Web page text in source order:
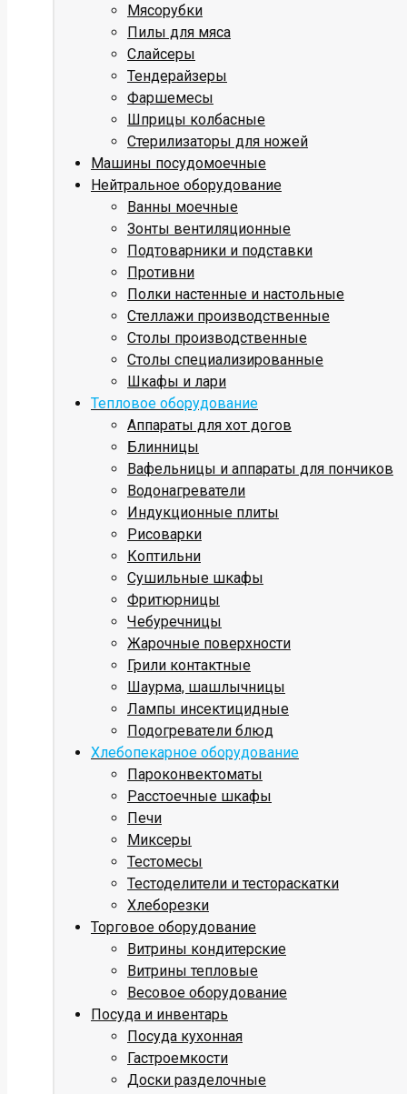
Мясорубки
Пилы для мяса
Слайсеры
Тендерайзеры
Фаршемесы
Шприцы колбасные
Стерилизаторы для ножей
Машины посудомоечные
Нейтральное оборудование
Ванны моечные
Зонты вентиляционные
Подтоварники и подставки
Противни
Полки настенные и настольные
Стеллажи производственные
Столы производственные
Столы специализированные
Шкафы и лари
Тепловое оборудование
Аппараты для хот догов
Блинницы
Вафельницы и аппараты для пончиков
Водонагреватели
Индукционные плиты
Рисоварки
Коптильни
Сушильные шкафы
Фритюрницы
Чебуречницы
Жарочные поверхности
Грили контактные
Шаурма, шашлычницы
Лампы инсектицидные
Подогреватели блюд
Хлебопекарное оборудование
Пароконвектоматы
Расстоечные шкафы
Печи
Миксеры
Тестомесы
Тестоделители и тестораскатки
Хлеборезки
Торговое оборудование
Витрины кондитерские
Витрины тепловые
Весовое оборудование
Посуда и инвентарь
Посуда кухонная
Гастроемкости
Доски разделочные